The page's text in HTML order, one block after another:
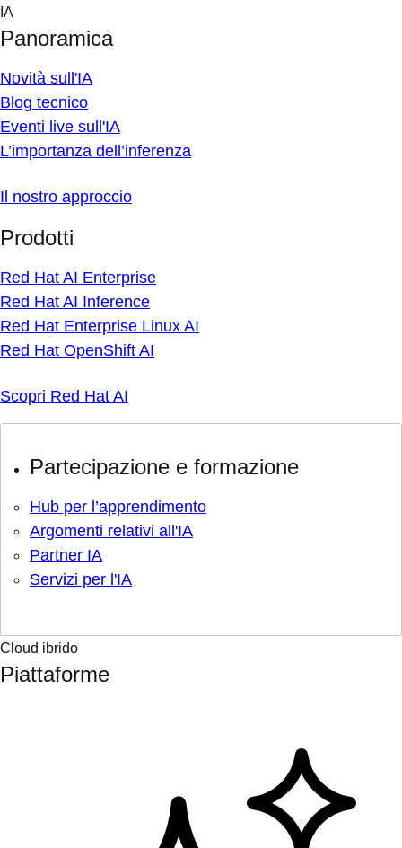
Skip
content
IA
Panoramica
Novità sull'IA
Blog tecnico
Eventi live sull'IA
L’importanza dell’inferenza
Il nostro approccio
Prodotti
Red Hat AI Enterprise
Red Hat AI Inference
Red Hat Enterprise Linux AI
Red Hat OpenShift AI
Scopri Red Hat AI
Partecipazione e formazione
Hub per l’apprendimento
Argomenti relativi all'IA
Partner IA
Servizi per l'IA
Cloud ibrido
Piattaforme